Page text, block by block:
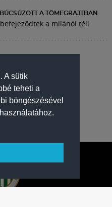
A sütik
teheti a
böngészésével
A TÖMEGRAJTBAN
a milánói téli